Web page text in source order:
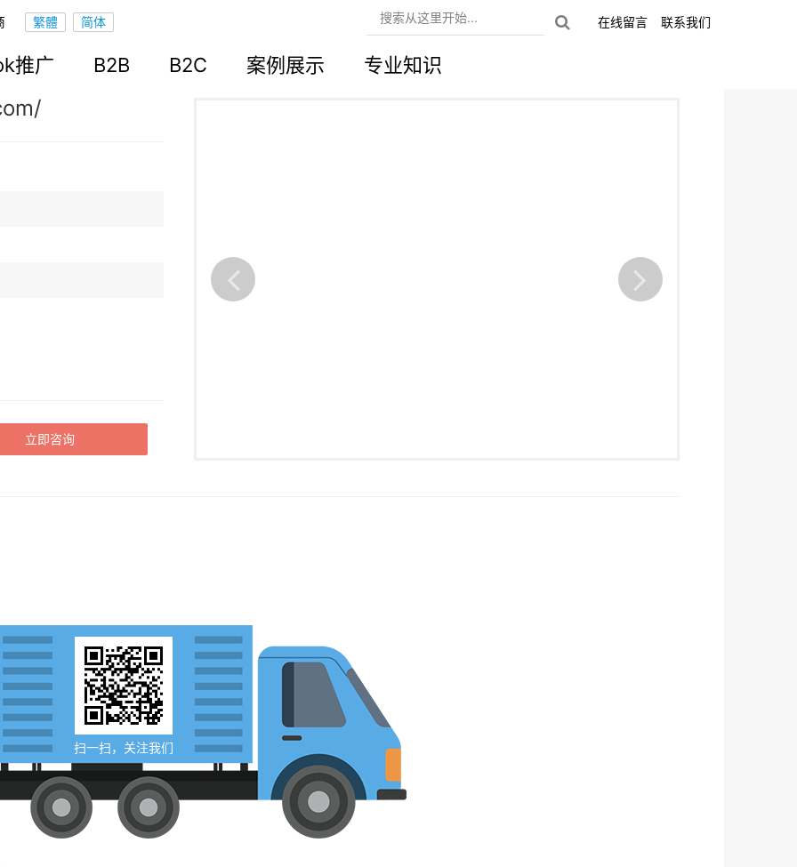
在线留言 联系我们
推广 B2B B2C 案例展示 专业知识
立即咨询
扫一扫，关注我们